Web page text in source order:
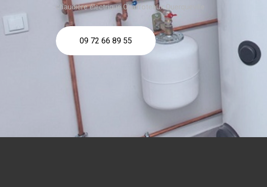
chaudière électrique Chaffoteaux Querqueville
09 72 66 89 55